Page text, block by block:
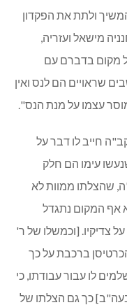
ולתת את הפקדון
מישאל ועזריה,
מקום בדברם עם
שראויים הם לנס ואין
עצמו על מנת הנס".
חייב לו דבר על
עימו הם חלק
שהצלתו ממוות לא
אף המקום נתגדל
צדיקיו. [וכמשלו של ר'
ברכבת על כך
לו עבור עבודתו, כי
כך גם הצלתו של